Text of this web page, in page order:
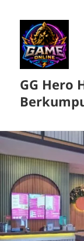
GG Hero